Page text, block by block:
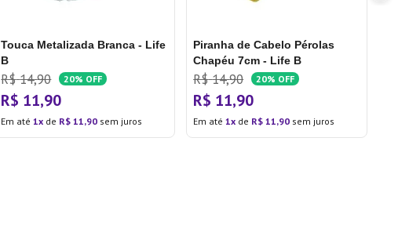
Touca Metalizada Branca - Life
B
R$ 14,90 20% OFF
R$ 11,90
Em até1 de R$ 11,90 sem juros
Piranha de Cabelo Pérolas
Chapéu 7cm - Life B
R$ 14,90 20% OFF
R$ 11,90
Em até1 de R$ 11,90 sem juros